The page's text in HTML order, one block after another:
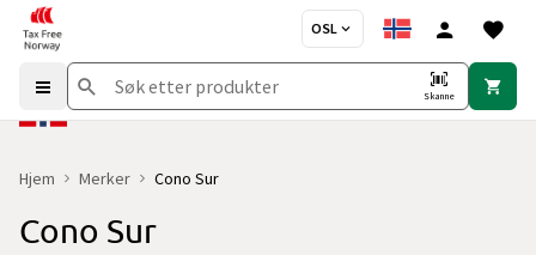
OSL
Skanne
Hjem Merker Cono Sur
Cono Sur